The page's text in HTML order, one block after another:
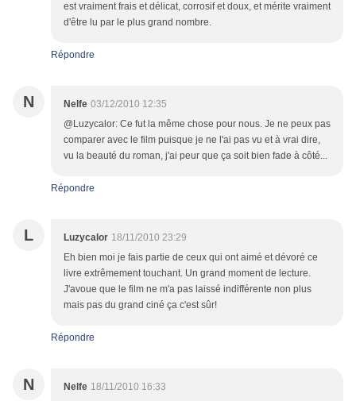
est vraiment frais et délicat, corrosif et doux, et mérite vraiment
d'être lu par le plus grand nombre.
Répondre
N Nelfe 03/12/2010 12:35
@Luzycalor: Ce fut la même chose pour nous. Je ne peux pas
comparer avec le film puisque je ne l'ai pas vu et à vrai dire,
vu la beauté du roman, j'ai peur que ça soit bien fade à côté...
Répondre
L Luzycalor 18/11/2010 23:29
Eh bien moi je fais partie de ceux qui ont aimé et dévoré ce
livre extrêmement touchant. Un grand moment de lecture.
J'avoue que le film ne m'a pas laissé indifférente non plus
mais pas du grand ciné ça c'est sûr!
Répondre
N Nelfe 18/11/2010 16:33